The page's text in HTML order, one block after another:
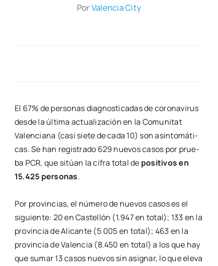
PorValen­cia City
El 67% de per­so­nas diag­nos­ti­ca­das de coro­na­vi­rus
des­de la últi­ma actua­li­za­ción en la Comu­ni­tat
Valen­cia­na (casi sie­te de cada 10) son asin­to­má­ti­
cas. Se han regis­tra­do 629 nue­vos casos por prue­
ba PCR, que sitúan la cifra total de posi­ti­vos en
15.425 per­so­nas.
Por pro­vin­cias, el núme­ro de nue­vos casos es el
siguien­te: 20 en Cas­te­llón (1.947 en total); 133 en la
pro­vin­cia de Ali­can­te (5.005 en total); 463 en la
pro­vin­cia de Valen­cia (8.450 en total) a los que hay
que sumar 13 casos nue­vos sin asig­nar, lo que ele­va